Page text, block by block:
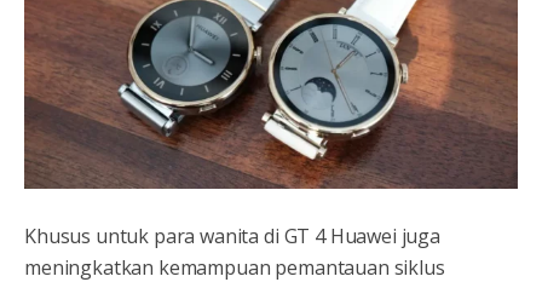
Khusus untuk para wanita di GT 4 Huawei juga
meningkatkan kemampuan pemantauan siklus